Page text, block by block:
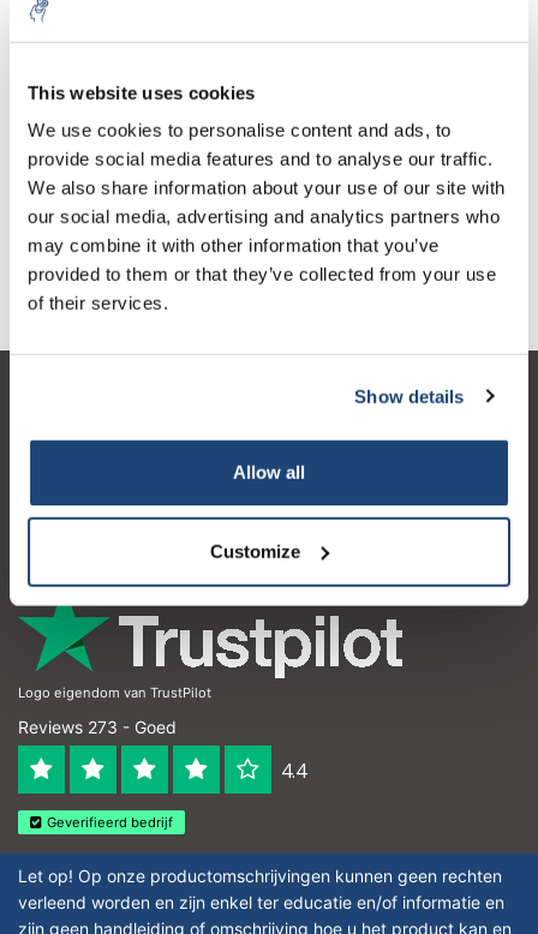
This website uses cookies
We use cookies to personalise content and ads, to
provide social media features and to analyse our traffic.
We also share information about your use of our site with
our social media, advertising and analytics partners who
may combine it with other information that you’ve
provided to them or that they’ve collected from your use
of their services.
Show details
Allow all
Customize
1 Stuk Excl. btw
€222,06
Incl. btw
Toevoegen aan winkelwagen
Informatie
Contactgegevens
Logo eigendom van TrustPilot
Reviews 273 - Goed
4.4
Geverifieerd bedrijf
Let op! Op onze productomschrijvingen kunnen geen rechten
verleend worden en zijn enkel ter educatie en/of informatie en
zijn geen handleiding of omschrijving hoe u het product kan en